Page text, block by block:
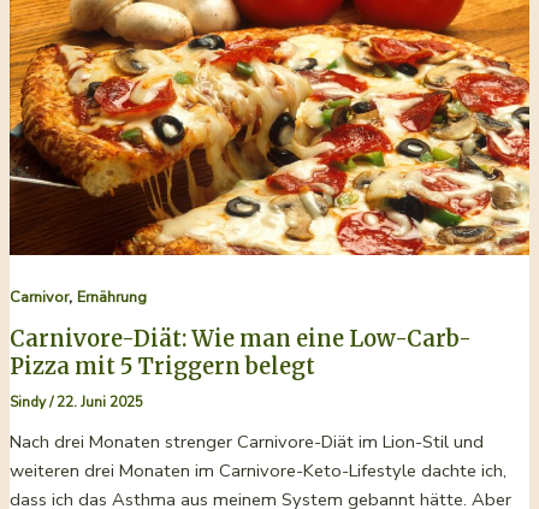
Carnivor, Ernährung
Carnivore-Diät: Wie man eine Low-Carb-
Pizza mit 5 Triggern belegt
Sindy/22. Juni 2025
Nach drei Monaten strenger Carnivore-Diät im Lion-Stil und
weiteren drei Monaten im Carnivore-Keto-Lifestyle dachte ich,
dass ich das Asthma aus meinem System gebannt hätte. Aber